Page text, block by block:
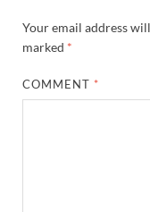
Your email address
marked *
COMMENT *